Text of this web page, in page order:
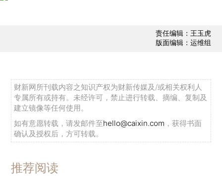
责任编辑：王玉虎
版面编辑：运维组
财新网所刊载内容之知识产权为财新传媒及/或相关权利人
专属所有或持有。未经许可，禁止进行转载、摘编、复制及
建立镜像等任何使用。
如有意愿转载，请发邮件至hello@caixin.com ，获得书面
确认及授权后，方可转载。
推荐阅读